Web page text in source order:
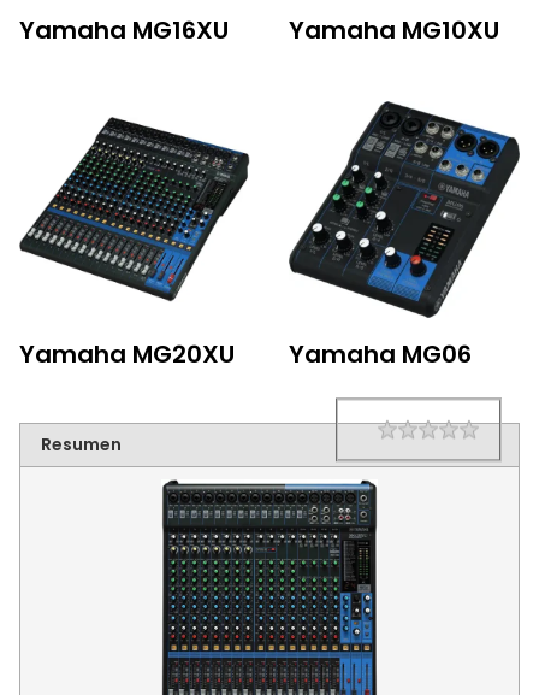
Yamaha MG16XU Yamaha MG10XU
Yamaha MG20XU Yamaha MG06
Resumen Rating 1 star
2
3
4
5